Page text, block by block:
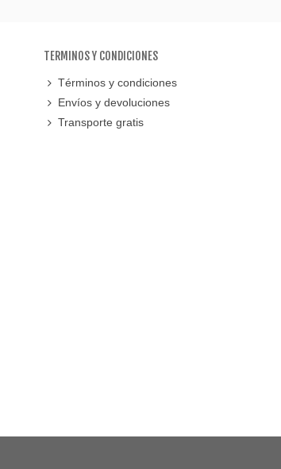
TERMINOS Y CONDICIONES
Términos y condiciones
Envíos y devoluciones
Transporte gratis